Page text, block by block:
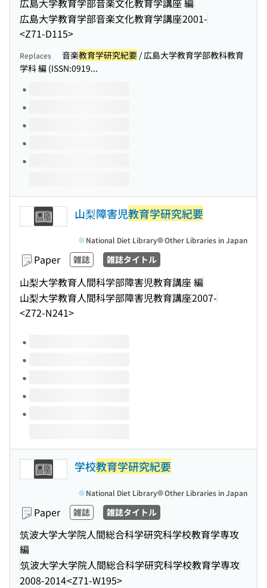
広島大学教育学部音楽文化教育学講座2001-
<Z71-D115>
Replaces 音楽教育学研究紀要 / 広島大学教育学部教科教育
学科 編 (ISSN:0919...
Volumes of this title
山梨障害児教育学研究紀要
Paper 雑誌 雑誌タイトル
山梨大学教育人間科学部障害児教育講座 編
山梨大学教育人間科学部障害児教育講座2007-
<Z72-N241>
National Diet Library Other Libraries in Japan
Volumes of this title
学校教育学研究紀要
Paper 雑誌 雑誌タイトル
筑波大学大学院人間総合科学研究科学校教育学専攻
編
筑波大学大学院人間総合科学研究科学校教育学専攻
2008-2014<Z71-W195>
National Diet Library Other Libraries in Japan